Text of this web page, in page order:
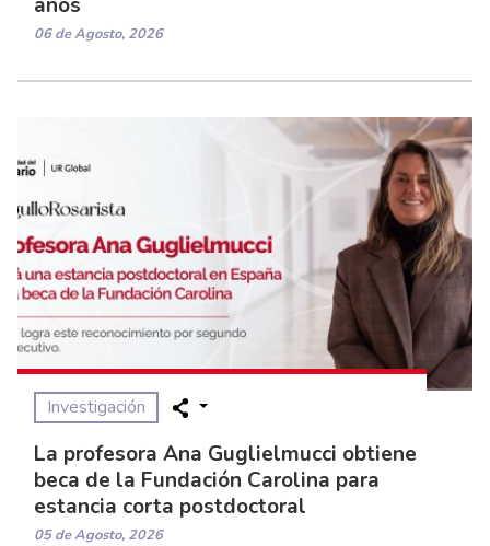
06 de Agosto, 2026
Investigación
La profesora Ana Guglielmucci obtiene
beca de la Fundación Carolina para
estancia corta postdoctoral
05 de Agosto, 2026